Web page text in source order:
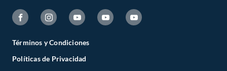
Términos y Condiciones
Políticas de Privacidad